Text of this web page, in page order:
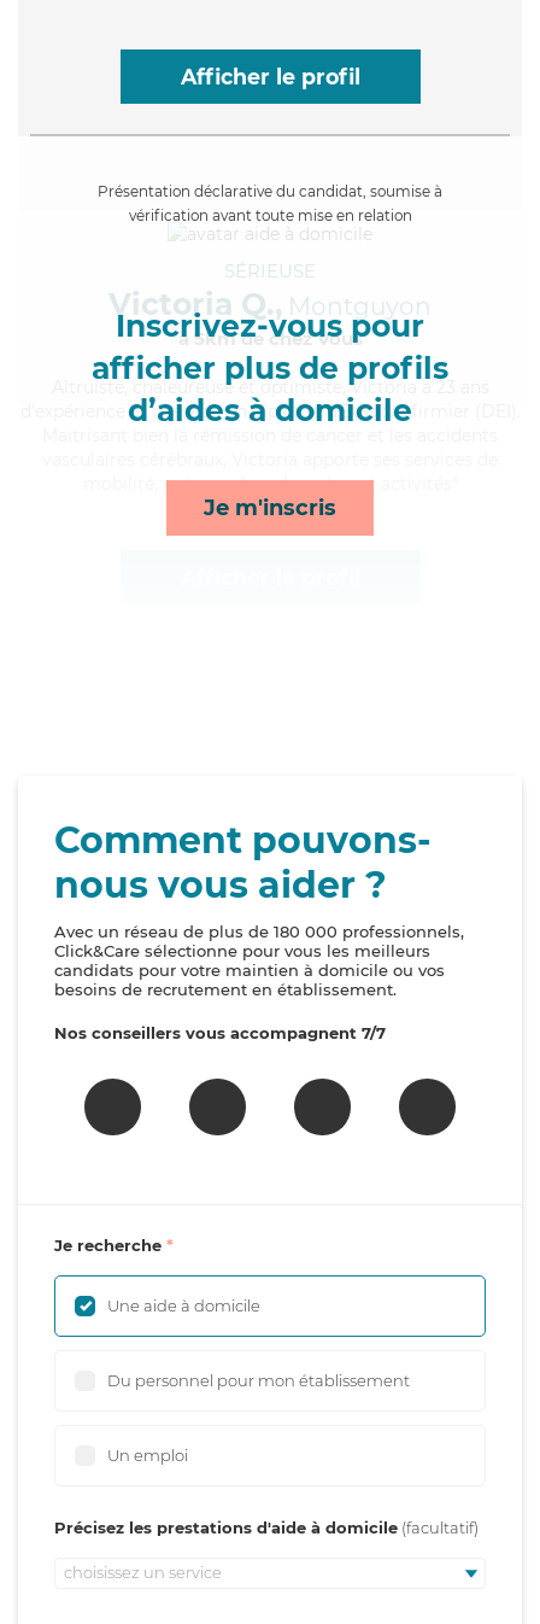
Afficher le profil
Présentation déclarative du candidat, soumise à
vérification avant toute mise en relation
Inscrivez-vous pour
afficher plus de profils
d’aides à domicile
Je m'inscris
SÉRIEUSE
Victoria Q., Montguyon
à 5km de chez Vous
, chaleureuse et optimiste, Victoria a 23 ans
d'expérience et possède un diplôme d'Etat d'infirmier (DEI).
mobilité, ménage, lever/coucher et activités*
Comment pouvons-
nous vous aider ?
Avec un réseau de plus de 180 000 professionnels,
Click&Care sélectionne pour vous les meilleurs
candidats pour votre maintien à domicile ou vos
besoins de recrutement en établissement.
Nos conseillers vous accompagnent 7/7
Je recherche
Une aide à domicile
Du personnel pour mon établissement
Un emploi
Précisez les prestations d'aide à domicile
choisissez un service